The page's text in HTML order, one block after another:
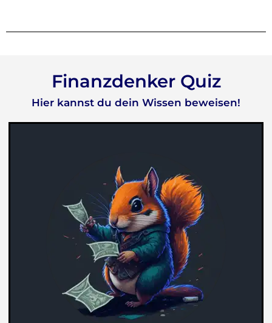
Finanzdenker Quiz
Hier kannst du dein Wissen beweisen!